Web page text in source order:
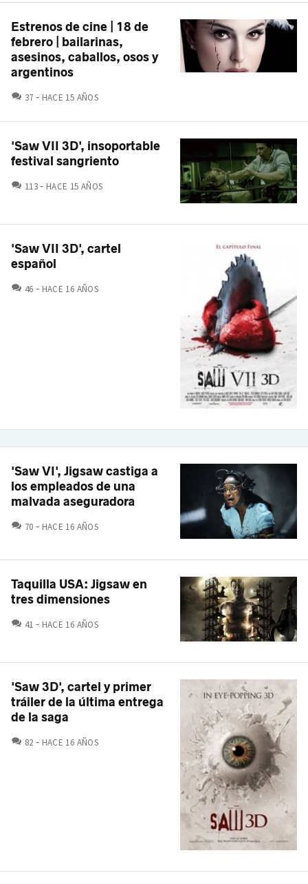
Estrenos de cine | 18 de
febrero | bailarinas,
asesinos, caballos, osos y
argentinos
37 COMENTARIOS
HACE 15 AÑOS
'Saw VII 3D', insoportable
festival sangriento
113COMENTARIOS
HACE 15 AÑOS
'Saw VII 3D', cartel
español
46 COMENTARIOS
HACE 16 AÑOS
'Saw VI', Jigsaw castiga a
los empleados de una
malvada aseguradora
70 COMENTARIOS
HACE 16 AÑOS
Taquilla USA: Jigsaw en
tres dimensiones
41 COMENTARIOS
HACE 16 AÑOS
'Saw 3D', cartel y primer
tráiler de la última entrega
de la saga
82 COMENTARIOS
HACE 16 AÑOS